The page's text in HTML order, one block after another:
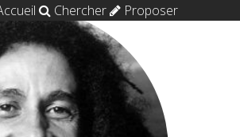
Chercher Proposer